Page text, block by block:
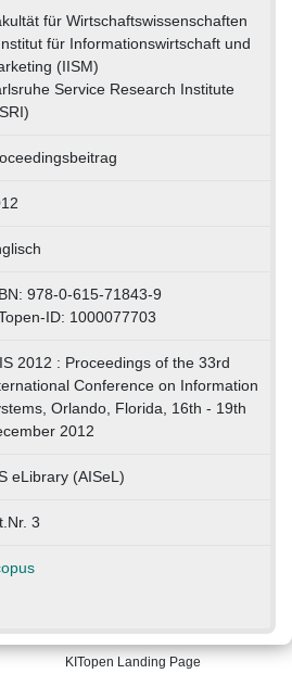
für Wirtschaftswissenschaften
für Informationswirtschaft und
(IISM)
Service Research Institute
978-0-615-71843-9
ID: 1000077703
2012 : Proceedings of the 33rd
Conference on Information
Orlando, Florida, 16th - 19th
2012
eLibrary (AISeL)
3
KITopen Landing Page